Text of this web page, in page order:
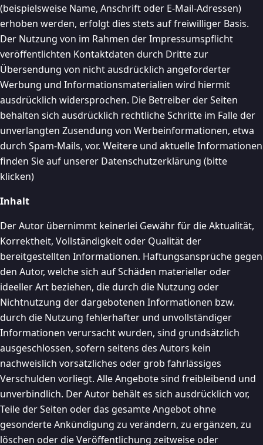
(beispielsweise Name, Anschrift oder E-Mail-Adressen)
erhoben werden, erfolgt dies stets auf freiwilliger Basis.
Der Nutzung von im Rahmen der Impressumspflicht
veröffentlichten Kontaktdaten durch Dritte zur
Übersendung von nicht ausdrücklich angeforderter
Werbung und Informationsmaterialien wird hiermit
ausdrücklich widersprochen. Die Betreiber der Seiten
behalten sich ausdrücklich rechtliche Schritte im Falle der
unverlangten Zusendung von Werbeinformationen, etwa
durch Spam-Mails, vor. Weitere und aktuelle Informationen
finden Sie auf unserer Datenschutzerklärung (bitte
klicken)
Inhalt
Der Autor übernimmt keinerlei Gewähr für die Aktualität,
Korrektheit, Vollständigkeit oder Qualität der
bereitgestellten Informationen. Haftungsansprüche gegen
den Autor, welche sich auf Schäden materieller oder
ideeller Art beziehen, die durch die Nutzung oder
Nichtnutzung der dargebotenen Informationen bzw.
durch die Nutzung fehlerhafter und unvollständiger
Informationen verursacht wurden, sind grundsätzlich
ausgeschlossen, sofern seitens des Autors kein
nachweislich vorsätzliches oder grob fahrlässiges
Verschulden vorliegt. Alle Angebote sind freibleibend und
unverbindlich. Der Autor behält es sich ausdrücklich vor,
Teile der Seiten oder das gesamte Angebot ohne
gesonderte Ankündigung zu verändern, zu ergänzen, zu
löschen oder die Veröffentlichung zeitweise oder